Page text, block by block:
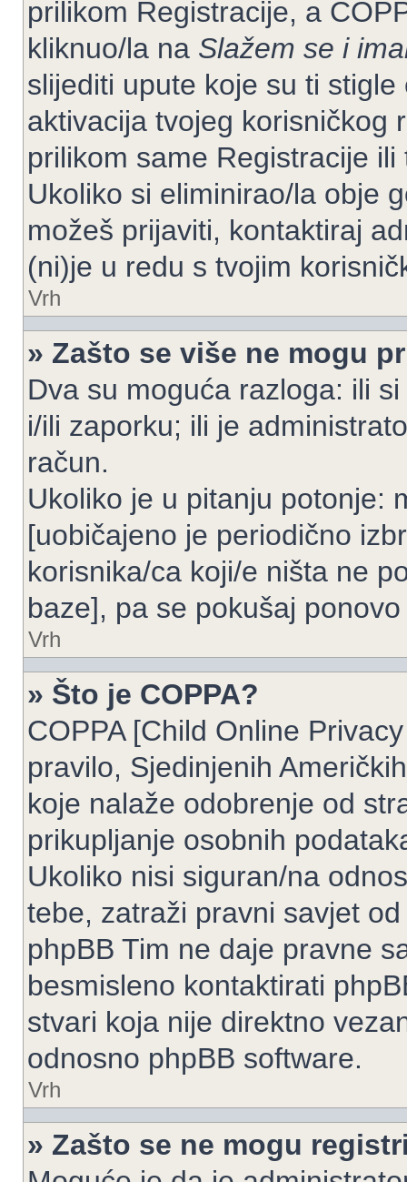
prilikom Registracije, a
kliknuo/la na Slažem se i
slijediti upute koje su ti
aktivacija tvojeg korisničkog
prilikom same Registracije
Ukoliko si eliminirao/la obje
možeš prijaviti, kontaktiraj
(ni)je u redu s tvojim
Vrh
» Zašto se više ne mogu
Dva su moguća razloga: ili
i/ili zaporku; ili je
račun.
Ukoliko je u pitanju potonje:
[uobičajeno je periodično
korisnika/ca koji/e ništa ne
baze], pa se pokušaj
Vrh
» Što je COPPA?
COPPA [Child Online
pravilo, Sjedinjenih
koje nalaže odobrenje od
prikupljanje osobnih
Ukoliko nisi siguran/na
tebe, zatraži pravni savjet
phpBB Tim ne daje pravne
besmisleno kontaktirati
stvari koja nije direktno
odnosno phpBB software.
Vrh
» Zašto se ne mogu